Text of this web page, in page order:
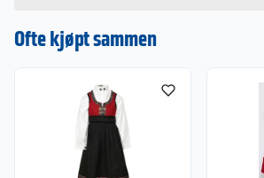
Ofte kjøpt sammen